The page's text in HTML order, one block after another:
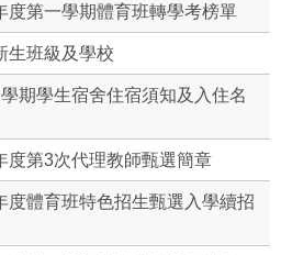
度第一學期體育班轉學考榜單
生班級及學校
期學生宿舍住宿須知及入住名
度第3次代理教師甄選簡章
度體育班特色招生甄選入學續招